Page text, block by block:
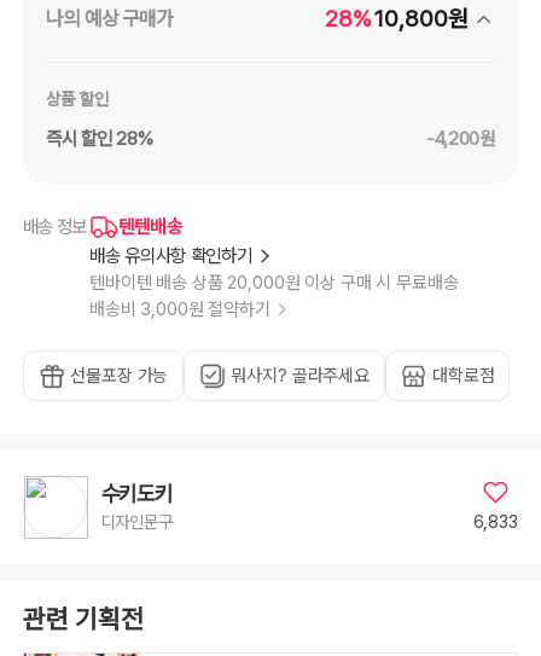
나의 예상 구매가 28%10,800원
상품 할인
즉시 할인 28% -4,200원
배송 정보
텐텐배송
배송 유의사항 확인하기
텐바이텐 배송 상품 20,000원 이상 구매 시 무료배송
배송비 3,000원 절약하기
선물포장 가능 뭐사지? 골라주세요 대학로점
수키도키
디자인문구 6,833
관련 기획전